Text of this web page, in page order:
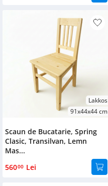
44x49x82
91x44x44
130x38x47
Material
Tömör fa
Lakkos
91x44x44 cm
Scaun de Bucatarie, Spring
Clasic, Transilvan, Lemn
Mas...
56000 Lei